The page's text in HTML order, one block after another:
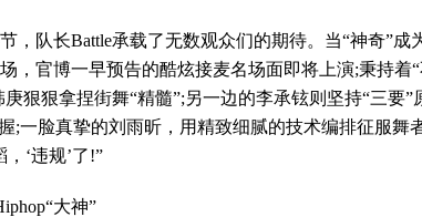
队长Battle承载了无数观众们的期待。当“神奇”成
，官博一早预告的酷炫接麦名场面即将上演;秉持着“
狠狠拿捏街舞“精髓”;另一边的李承铉则坚持“三要”
;一脸真挚的刘雨昕，用精致细腻的技术编排征服舞
‘违规’了!”
大神”